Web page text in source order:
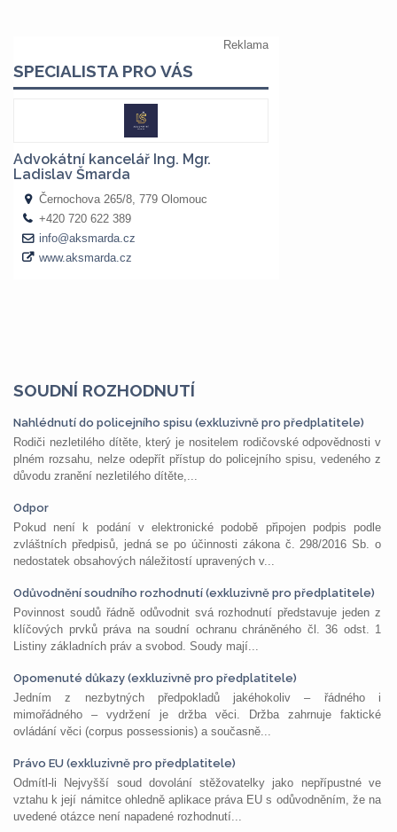
SOUDNÍ ROZHODNUTÍ
Nahlédnutí do policejního spisu (exkluzivně pro předplatitele)
Rodiči nezletilého dítěte, který je nositelem rodičovské odpovědnosti v
plném rozsahu, nelze odepřít přístup do policejního spisu, vedeného z
důvodu zranění nezletilého dítěte,...
Odpor
Pokud není k podání v elektronické podobě připojen podpis podle
zvláštních předpisů, jedná se po účinnosti zákona č. 298/2016 Sb. o
nedostatek obsahových náležitostí upravených v...
Odůvodnění soudního rozhodnutí (exkluzivně pro předplatitele)
Povinnost soudů řádně odůvodnit svá rozhodnutí představuje jeden z
klíčových prvků práva na soudní ochranu chráněného čl. 36 odst. 1
Listiny základních práv a svobod. Soudy mají...
Opomenuté důkazy (exkluzivně pro předplatitele)
Jedním z nezbytných předpokladů jakéhokoliv – řádného i
mimořádného – vydržení je držba věci. Držba zahrnuje faktické
ovládání věci (corpus possessionis) a současně...
Právo EU (exkluzivně pro předplatitele)
Odmítl-li Nejvyšší soud dovolání stěžovatelky jako nepřípustné ve
vztahu k její námitce ohledně aplikace práva EU s odůvodněním, že na
uvedené otázce není napadené rozhodnutí...